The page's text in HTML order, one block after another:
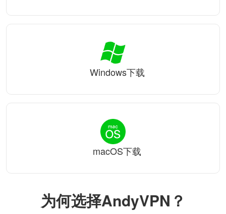
为何选择AndyVPN？
Windows下载
macOS下载